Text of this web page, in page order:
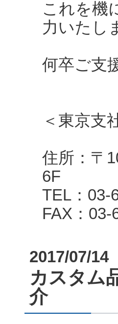
これを機
力いたし
何卒ご支
＜東京支
住所：〒
6F
TEL：03-
FAX：03-
2017/07/14
カスタム
介